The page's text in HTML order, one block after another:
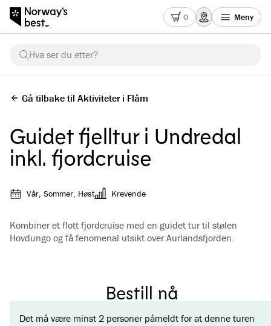
0 Meny
Hva ser du etter?
Gå tilbake til Aktiviteter i Flåm
Guidet fjelltur i Undredal
inkl. fjordcruise
Vår, Sommer, Høst Krevende
Kombiner et flott fjordcruise med en guidet tur til stølen
Hovdungo og få fenomenal utsikt over Aurlandsfjorden.
Bestill nå
Det må være minst 2 personer påmeldt for at denne turen